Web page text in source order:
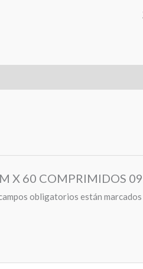
X 60 COMPRIMIDOS
obligatorios están marcados